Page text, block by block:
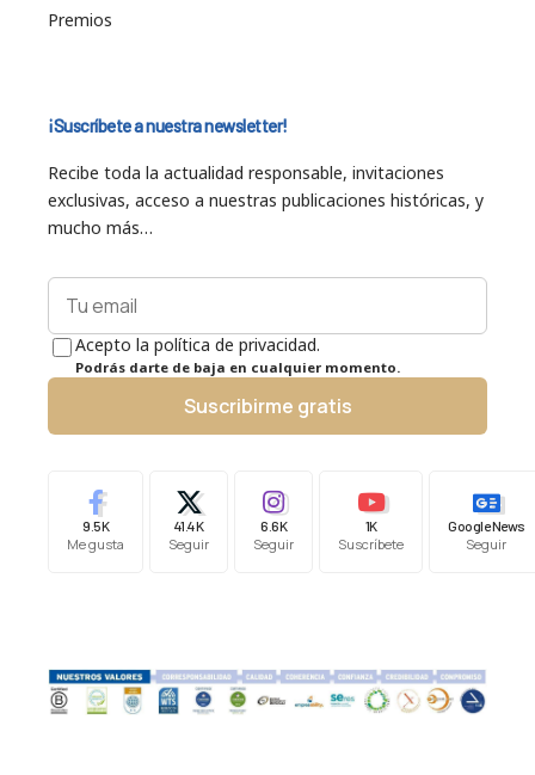
Premios
¡Suscríbete a nuestra newsletter!
Recibe toda la actualidad responsable, invitaciones
exclusivas, acceso a nuestras publicaciones históricas, y
mucho más…
Acepto la política de privacidad.
Podrás darte de baja en cualquier momento.
Suscribirme gratis
9.5K
Me gusta
41.4K
Seguir
6.6K
Seguir
1K
Suscríbete
Google News
Seguir